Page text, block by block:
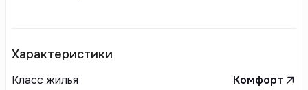
Характеристики
Класс жилья
Комфорт